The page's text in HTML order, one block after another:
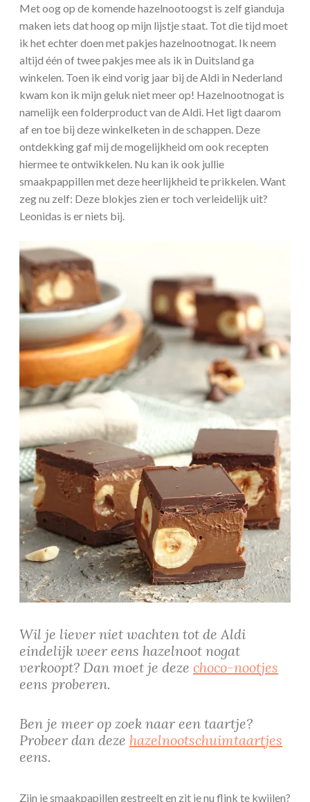
Met oog op de komende hazelnootoogst is zelf gianduja
maken iets dat hoog op mijn lijstje staat. Tot die tijd moet
ik het echter doen met pakjes hazelnootnogat. Ik neem
altijd één of twee pakjes mee als ik in Duitsland ga
winkelen. Toen ik eind vorig jaar bij de Aldi in Nederland
kwam kon ik mijn geluk niet meer op! Hazelnootnogat is
namelijk een folderproduct van de Aldi. Het ligt daarom
af en toe bij deze winkelketen in de schappen. Deze
ontdekking gaf mij de mogelijkheid om ook recepten
hiermee te ontwikkelen. Nu kan ik ook jullie
smaakpappillen met deze heerlijkheid te prikkelen. Want
zeg nu zelf: Deze blokjes zien er toch verleidelijk uit?
Leonidas is er niets bij.
Wil je liever niet wachten tot de Aldi
eindelijk weer eens hazelnoot nogat
verkoopt? Dan moet je deze choco-nootjes
eens proberen.
Ben je meer op zoek naar een taartje?
Probeer dan deze hazelnootschuimtaartjes
eens.
Zijn je smaakpapillen gestreelt en zit je nu flink te kwijlen?